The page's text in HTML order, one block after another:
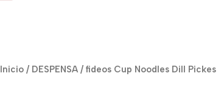
Inicio / DESPENSA / fideos Cup Noodles Dill Pickes